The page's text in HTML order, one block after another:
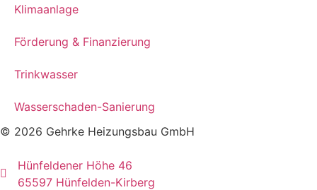
Klimaanlage
Förderung & Finanzierung
Trinkwasser
Wasserschaden-Sanierung
© 2026 Gehrke Heizungsbau GmbH
Hünfeldener Höhe 46
65597 Hünfelden-Kirberg